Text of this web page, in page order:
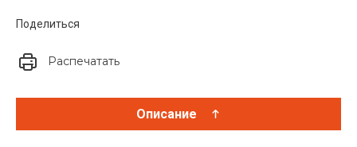
Поделиться
Распечатать
Описание